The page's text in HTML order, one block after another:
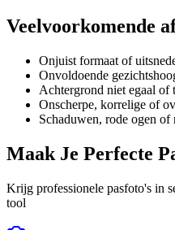
Veelvoorkomende
Onjuist formaat of
Onvoldoende
Achtergrond niet egaal of
Onscherpe, korrelige of
Schaduwen, rode ogen
Maak Je Perfecte
Krijg professionele pasfoto's in
tool